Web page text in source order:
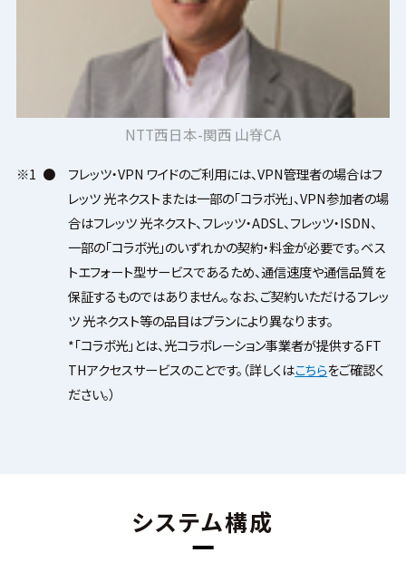
NTT西日本-関西 山脊CA
※1 ●
フレッツ・VPN ワイドのご利用には、VPN管理者の場合はフ
レッツ 光ネクストまたは一部の「コラボ光」、VPN参加者の場
合はフレッツ 光ネクスト、フレッツ・ADSL、フレッツ・ISDN、
一部の「コラボ光」のいずれかの契約・料金が必要です。ベス
トエフォート型サービスであるため、通信速度や通信品質を
保証するものではありません。なお、ご契約いただけるフレッ
ツ 光ネクスト等の品目はプランにより異なります。
*「コラボ光」とは、光コラボレーション事業者が提供するFT
THアクセスサービスのことです。（詳しくはこちらをご確認く
ださい。）
システム構成